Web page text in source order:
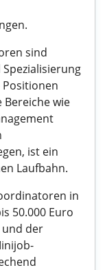
sind
Positionen
wie
ist ein
Laufbahn.
in
50.000 Euro
und der